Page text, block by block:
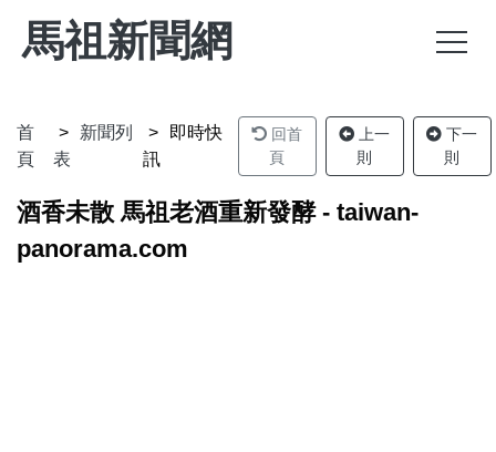
馬祖新聞網
首
頁
新聞列
表
即時快
訊
回首
頁
上一
則
下一
則
酒香未散 馬祖老酒重新發酵 - taiwan-
panorama.com